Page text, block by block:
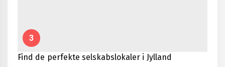
3
Find de perfekte selskabslokaler i Jylland